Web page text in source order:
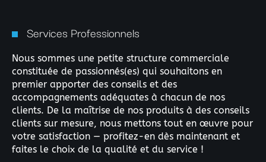
Services Professionnels
Nous sommes une petite structure commerciale
constituée de passionnés(es) qui souhaitons en
premier apporter des conseils et des
accompagnements adéquates à chacun de nos
clients. De la maîtrise de nos produits à des conseils
clients sur mesure, nous mettons tout en œuvre pour
votre satisfaction — profitez-en dès maintenant et
faites le choix de la qualité et du service !